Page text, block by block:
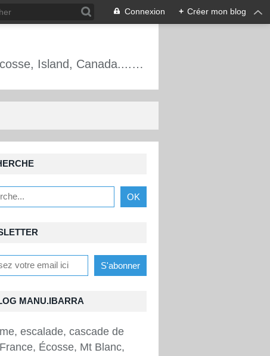
Connexion + Créer mon blog
Alpinisme, escalade, cascade de glace, France, Écosse, Mt Blanc, Oisans, Écosse, Island, Canada.... Les aventures d'un guide de haute montagne.
MANU.IBARRA
escalade, cascade de
Écosse, Mt Blanc,